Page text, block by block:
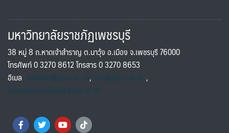
มหาวิทยาลัยราชภัฏเพชรบุรี
38 หมู่ 8 ถ.หาดเจ้าสำราญ ต.นาวุ้ง อ.เมือง จ.เพชรบุรี 76000
โทรศัพท์ 0 3270 8612 โทรสาร 0 3270 8653
อีเมล saraban@pbru.ac.th, info@pbru.ac.th,
international@mail.pbru.ac.th